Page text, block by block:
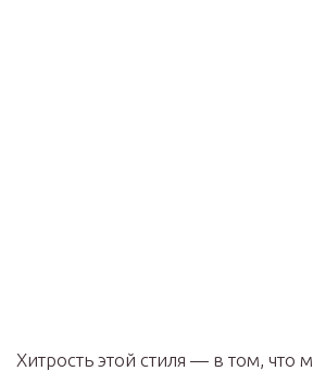
Хитрость этой стиля — в том, что